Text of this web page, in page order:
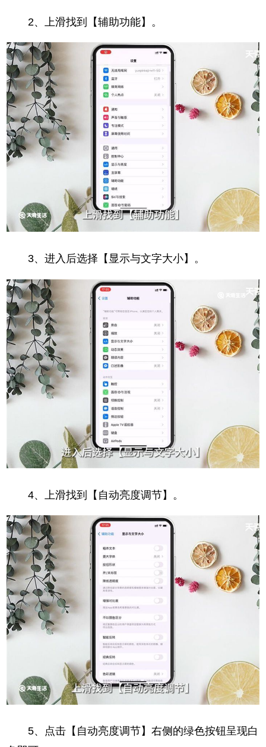
2、上滑找到【辅助功能】。
3、进入后选择【显示与文字大小】。
4、上滑找到【自动亮度调节】。
5、点击【自动亮度调节】右侧的绿色按钮呈现白